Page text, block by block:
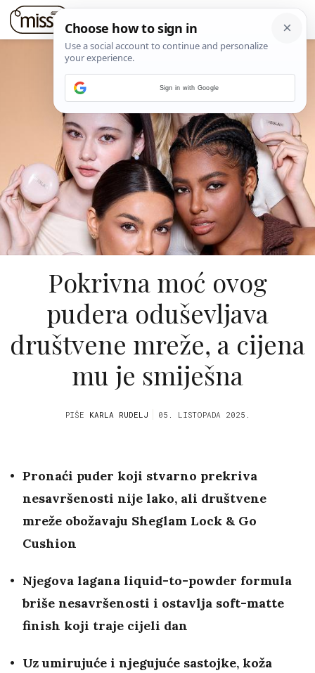
Pokrivna moć ovog
pudera oduševljava
društvene mreže, a cijena
mu je smiješna
PIŠE KARLA RUDELJ 05. LISTOPADA 2025.
Pronaći puder koji stvarno prekriva
nesavršenosti nije lako, ali društvene
mreže obožavaju Sheglam Lock & Go
Cushion
Njegova lagana liquid-to-powder formula
briše nesavršenosti i ostavlja soft-matte
finish koji traje cijeli dan
Uz umirujuće i njegujuće sastojke, koža
Sign in with Google